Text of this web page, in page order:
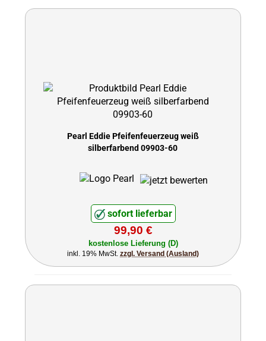
Pearl Eddie Pfeifenfeuerzeug weiß
silberfarbend 09903-60
sofort lieferbar
99,90 €
kostenlose Lieferung (D)
inkl. 19% MwSt. zzgl. Versand (Ausland)